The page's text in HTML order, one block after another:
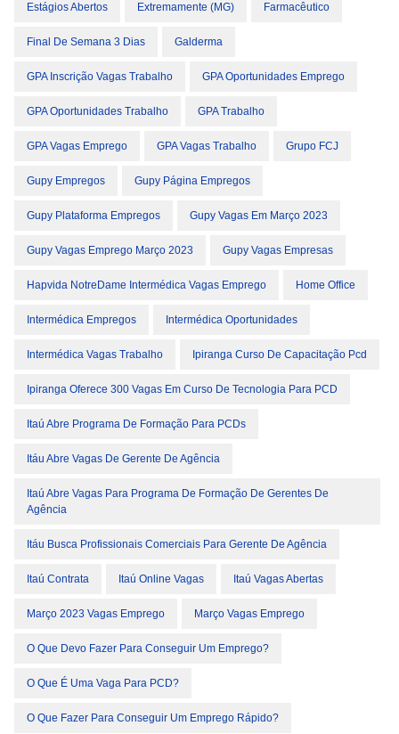
Estágios Abertos Extremamente (MG) Farmacêutico
Final De Semana 3 Dias Galderma
GPA Inscrição Vagas Trabalho GPA Oportunidades Emprego
GPA Oportunidades Trabalho GPA Trabalho
GPA Vagas Emprego GPA Vagas Trabalho Grupo FCJ
Gupy Empregos Gupy Página Empregos
Gupy Plataforma Empregos Gupy Vagas Em Março 2023
Gupy Vagas Emprego Março 2023 Gupy Vagas Empresas
Hapvida NotreDame Intermédica Vagas Emprego Home Office
Intermédica Empregos Intermédica Oportunidades
Intermédica Vagas Trabalho Ipiranga Curso De Capacitação Pcd
Ipiranga Oferece 300 Vagas Em Curso De Tecnologia Para PCD
Itaú Abre Programa De Formação Para PCDs
Itáu Abre Vagas De Gerente De Agência
Itaú Abre Vagas Para Programa De Formação De Gerentes De
Agência
Itáu Busca Profissionais Comerciais Para Gerente De Agência
Itaú Contrata Itaú Online Vagas Itaú Vagas Abertas
Março 2023 Vagas Emprego Março Vagas Emprego
O Que Devo Fazer Para Conseguir Um Emprego?
O Que É Uma Vaga Para PCD?
O Que Fazer Para Conseguir Um Emprego Rápido?